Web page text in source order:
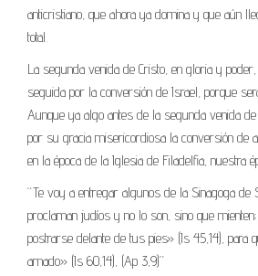
anticristiano, que ahora ya domina y que aún
total.
La segunda venida de Cristo, en gloria y
seguida por la conversión de Israel, porque
Aunque ya algo antes de la segunda venida
por su gracia misericordiosa la conversión de
en la época de la Iglesia de Filadelfia, nuestra
“Te voy a entregar algunos de la Sinagoga de
proclaman judíos y no lo son, sino que
postrarse delante de tus pies» (Is 45,14), para
amado» (Is 60,14), (Ap 3,9)”